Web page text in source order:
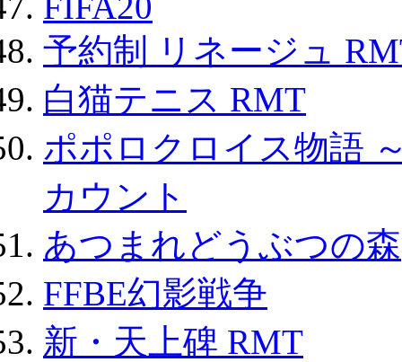
予約制 リネージュ
白猫テニス RMT
ポポロクロイス物語
カウント
あつまれどうぶつの森
FFBE幻影戦争
新・天上碑 RMT